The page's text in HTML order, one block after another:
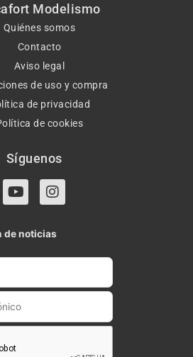
Modelismo
Quiénes somos
Contacto
Aviso legal
de uso y compra
de privacidad
de cookies
Síguenos
Y
o
t
u
b
I
n
t
a
g
a
de noticias